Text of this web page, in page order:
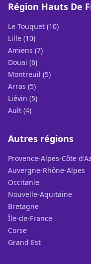
Région Hauts De
Le Touquet (10)
Lille (10)
Amiens (7)
Douai (6)
Montreuil (5)
Arras (5)
Liévin (5)
Ault (4)
Autres régions
Provence-Alpes-Côte
Auvergne-Rhône-Alpes
Occitanie
Nouvelle-Aquitaine
Bretagne
Île-de-France
Corse
Grand Est